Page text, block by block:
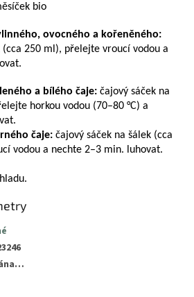
bio
ovocného a kořeněného:
(cca 250 ml), přelejte vroucí vodou a
a bílého čaje: čajový sáček na
horkou vodou (70–80 °C) a
čaje: čajový sáček na šálek (cca
vodou a nechte 2–3 min. luhovat.